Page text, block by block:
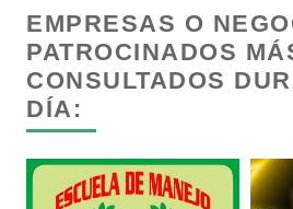
Cancelería de Aluminio
Carnicerías
EMPRESAS O
PATROCINADOS
CONSULTADOS
DÍA: